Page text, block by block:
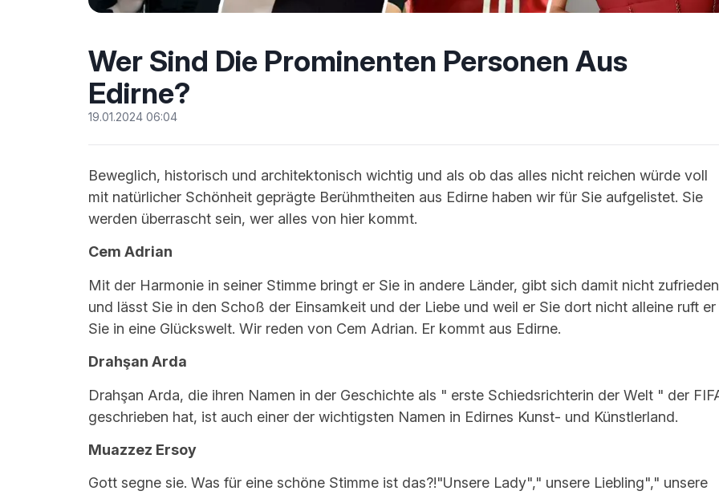
Wer Sind Die Prominenten Personen Aus
Edirne?
19.01.2024 06:04
Beweglich, historisch und architektonisch wichtig und als ob das alles nicht reichen würde voll
mit natürlicher Schönheit geprägte Berühmtheiten aus Edirne haben wir für Sie aufgelistet. Sie
werden überrascht sein, wer alles von hier kommt.
Cem Adrian
Mit der Harmonie in seiner Stimme bringt er Sie in andere Länder, gibt sich damit nicht zufrieden
und lässt Sie in den Schoß der Einsamkeit und der Liebe und weil er Sie dort nicht alleine ruft er
Sie in eine Glückswelt. Wir reden von Cem Adrian. Er kommt aus Edirne.
Drahşan Arda
Drahşan Arda, die ihren Namen in der Geschichte als " erste Schiedsrichterin der Welt " der
geschrieben hat, ist auch einer der wichtigsten Namen in Edirnes Kunst- und Künstlerland.
Muazzez Ersoy
Gott segne sie. Was für eine schöne Stimme ist das?!"Unsere Lady"," unsere Liebling"," unsere